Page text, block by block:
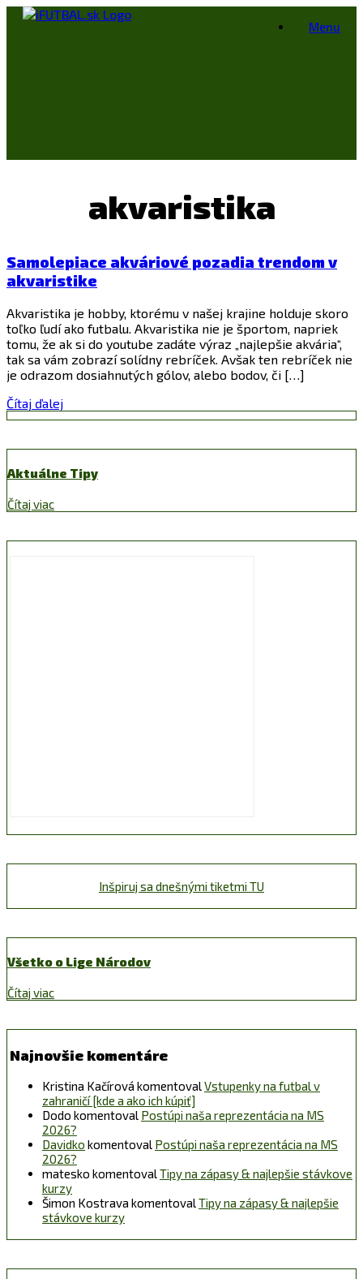
Skip
Menu
akvaristika
Samolepiace akváriové pozadia trendom v
akvaristike
Akvaristika je hobby, ktorému v našej krajine holduje skoro
toľko ľudí ako futbalu. Akvaristika nie je športom, napriek
tomu, že ak si do youtube zadáte výraz „najlepšie akvária“,
tak sa vám zobrazí solídny rebríček. Avšak ten rebríček nie
je odrazom dosiahnutých gólov, alebo bodov, či […]
Čítaj ďalej
Aktuálne Tipy
Čítaj viac
Inšpiruj sa dnešnými tiketmi TU
Všetko o Lige Národov
Čítaj viac
Najnovšie komentáre
Kristina Kačírová komentovalVstupenky na futbal v
zahraničí [kde a ako ich kúpiť]
Dodo komentoval Postúpi naša reprezentácia na MS
2026?
Davidko komentoval Postúpi naša reprezentácia na MS
2026?
matesko komentovalTipy na zápasy & najlepšie stávkove
kurzy
Šimon Kostrava komentovalTipy na zápasy & najlepšie
stávkove kurzy